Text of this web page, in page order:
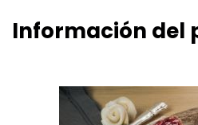
Información del